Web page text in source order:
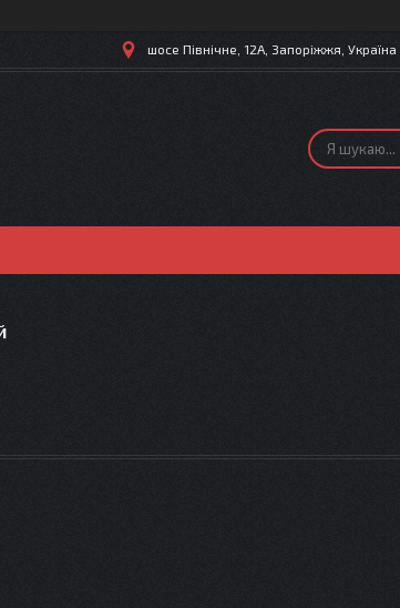
шосе Північне, 12А, Запоріжжя, Україна